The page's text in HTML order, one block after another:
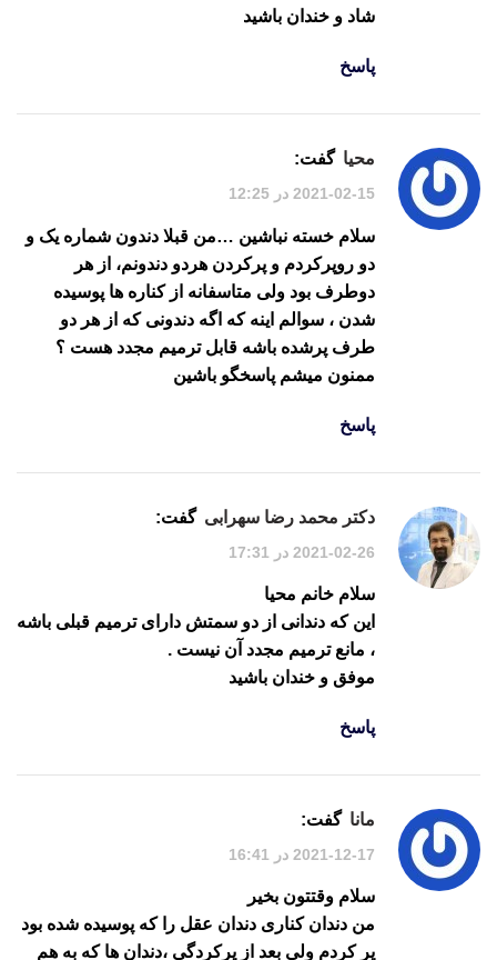
شاد و خندان باشید
پاسخ
محیا گفت:
2021-02-15 در 12:25
سلام خسته نباشین …من قبلا دندون شماره یک و
دو روپرکردم و پرکردن هردو دندونم، از هر
دوطرف بود ولی متاسفانه از کناره ها پوسیده
شدن ، سوالم اینه که اگه دندونی که از هر دو
طرف پرشده باشه قابل ترمیم مجدد هست ؟
ممنون میشم پاسخگو باشین
پاسخ
دکتر محمد رضا سهرابی گفت:
2021-02-26 در 17:31
سلام خانم محیا
این که دندانی از دو سمتش دارای ترمیم قبلی باشه
، مانع ترمیم مجدد آن نیست .
موفق و خندان باشید
پاسخ
مانا گفت:
2021-12-17 در 16:41
سلام وقتتون بخیر
من دندان کناری دندان عقل را که پوسیده شده بود
پر کردم ولی بعد از پرکردگی ،دندان ها که به هم